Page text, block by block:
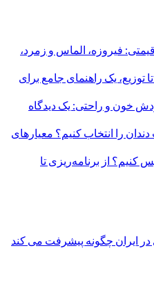
فیروزه، الماس و زمرد،
توزیع، یک راهنمای جامع برای
خون و راحتی: یک دیدگاه
دندان را انتخاب کنیم؟ معیارهای
کنیم؟ از برنامه‌ریزی تا
ایران چگونه پیشرفت می کند